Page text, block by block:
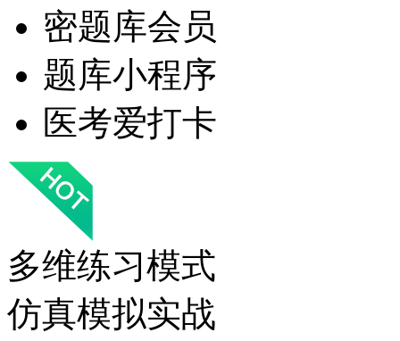
密题库会员
题库小程序
医考爱打卡
多维练习模式
仿真模拟实战